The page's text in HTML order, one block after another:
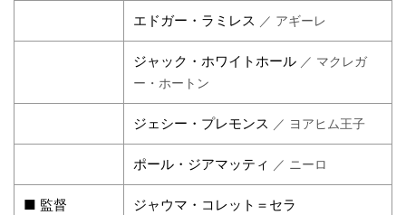
エドガー・ラミレス ／ アギーレ
ジャック・ホワイトホール ／ マクレガ
ー・ホートン
ジェシー・プレモンス ／ ヨアヒム王子
ポール・ジアマッティ ／ ニーロ
■ 監督 ジャウマ・コレット＝セラ